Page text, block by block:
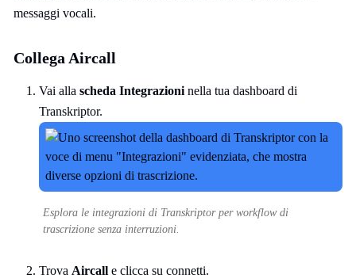
messaggi vocali.
Collega Aircall
Vai alla scheda Integrazioni nella tua dashboard di
Transkriptor.
Esplora le integrazioni di Transkriptor per workflow di
trascrizione senza interruzioni.
Trova Aircall e clicca su connetti.